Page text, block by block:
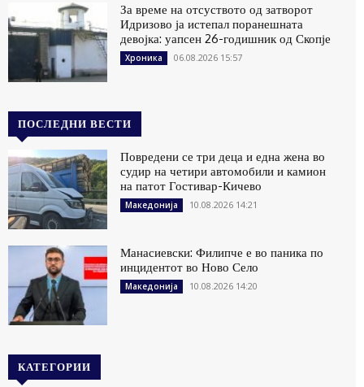
За време на отсуството од затворот
Идризово ја истепал поранешната
девојка: уапсен 26-годишник од Скопје
Хроника 06.08.2026 15:57
ПОСЛЕДНИ ВЕСТИ
Повредени се три деца и една жена во
судир на четири автомобили и камион
на патот Гостивар-Кичево
Македонија 10.08.2026 14:21
Манасиевски: Филипче е во паника по
инцидентот во Ново Село
Македонија 10.08.2026 14:20
КАТЕГОРИИ